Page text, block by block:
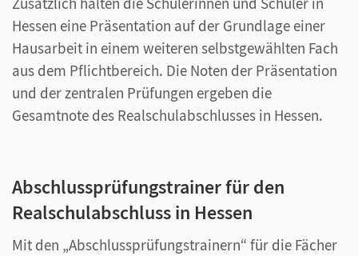
Hessen eine Präsentation auf der Grundlage einer
Hausarbeit in einem weiteren selbstgewählten Fach
aus dem Pflichtbereich. Die Noten der Präsentation
und der zentralen Prüfungen ergeben die
Gesamtnote des Realschulabschlusses in Hessen.
Abschlussprüfungstrainer für den
Realschulabschluss in Hessen
Mit den „Abschlussprüfungstrainern“ für die Fächer